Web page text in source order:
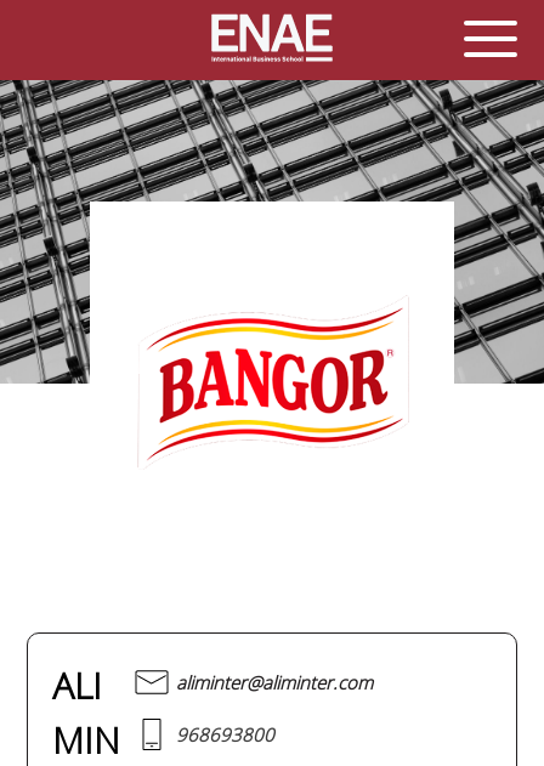
ALI
MIN
aliminter@aliminter.com
968693800